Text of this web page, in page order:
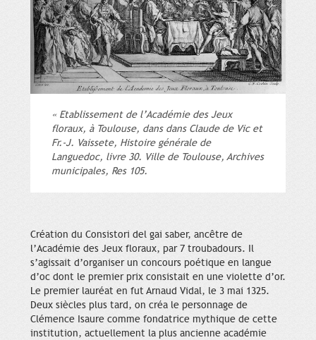
« Etablissement de l’Académie des Jeux
floraux, à Toulouse, dans dans Claude de Vic et
Fr.-J. Vaissete, Histoire générale de
Languedoc, livre 30. Ville de Toulouse, Archives
municipales, Res 105.
Création du Consistori del gai saber, ancêtre de
l’Académie des Jeux floraux, par 7 troubadours. Il
s’agissait d’organiser un concours poétique en langue
d’oc dont le premier prix consistait en une violette d’or.
Le premier lauréat en fut Arnaud Vidal, le 3 mai 1325.
Deux siècles plus tard, on créa le personnage de
Clémence Isaure comme fondatrice mythique de cette
institution, actuellement la plus ancienne académie